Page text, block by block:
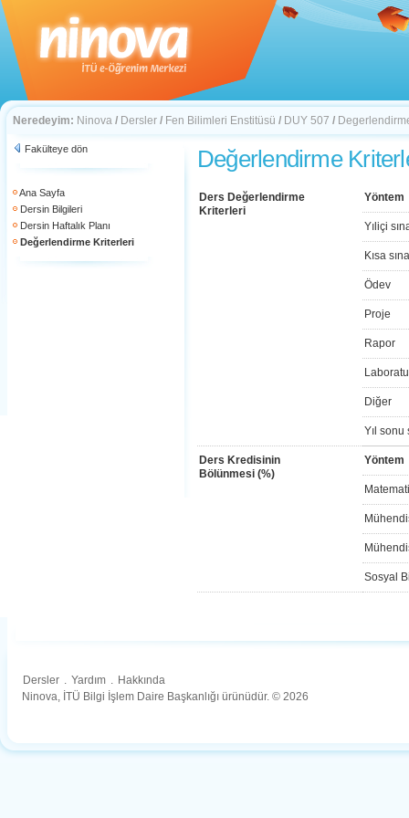
Neredeyim: Ninova / Dersler / Fen Bilimleri Enstitüsü / DUY 507 /
Fakülteye dön
Ana Sayfa
Dersin Bilgileri
Dersin Haftalık Planı
Değerlendirme Kriterleri
Değerlendirme
Ders Değerlendirme
Kriterleri
Yöntem
Yıliçi
Kısa
Ödev
Proje
Rapor
Diğer
Yıl sonu
Ders Kredisinin
Bölünmesi (%)
Yöntem
Sosyal
Dersler . Yardım . Hakkında
Ninova, İTÜ Bilgi İşlem Daire Başkanlığı ürünüdür. © 2026